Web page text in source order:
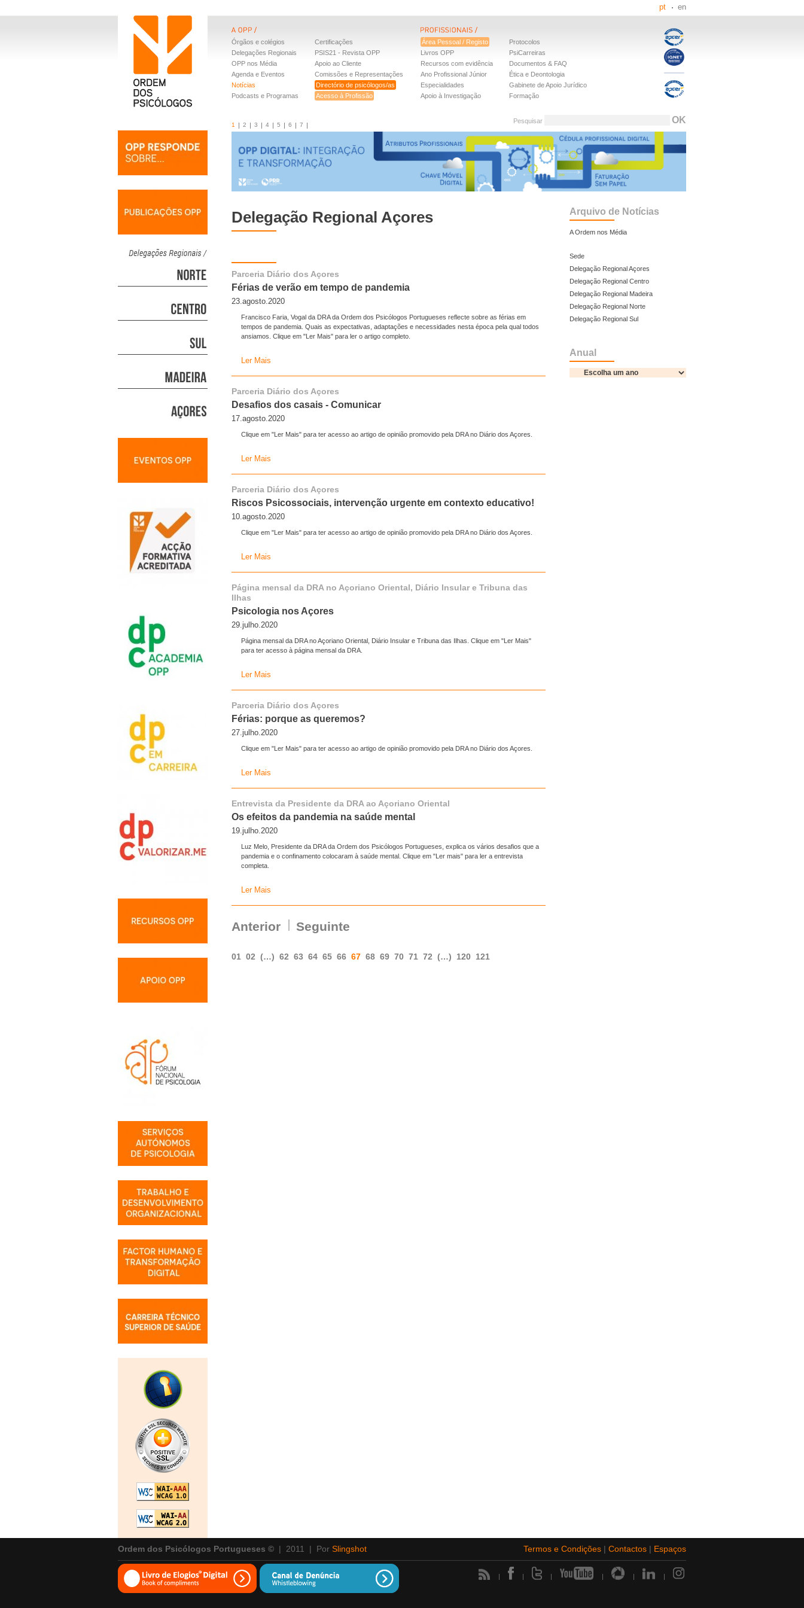
pt en
Órgãos e colégios
Delegações Regionais
OPP nos Média
Agenda e Eventos
Notícias
Podcasts e Programas
Certificações
PSIS21 - Revista OPP
Apoio ao Cliente
Comissões e Representações
Directório de psicólogos/as
Acesso à Profissão
Área Pessoal / Registo
Livros OPP
Recursos com evidência
Ano Profissional Júnior
Especialidades
Apoio à Investigação
Protocolos
PsiCarreiras
Documentos & FAQ
Ética e Deontologia
Gabinete de Apoio Jurídico
Formação
Pesquisar
1 2 3 4 5 6 7
Delegação Regional Açores
Parceria Diário dos Açores
Férias de verão em tempo de pandemia
23.agosto.2020
Francisco Faria, Vogal da DRA da Ordem dos Psicólogos Portugueses reflecte sobre as férias em
tempos de pandemia. Quais as expectativas, adaptações e necessidades nesta época pela qual todos
ansiamos. Clique em "Ler Mais" para ler o artigo completo.
Ler Mais
Parceria Diário dos Açores
Desafios dos casais - Comunicar
17.agosto.2020
Clique em "Ler Mais" para ter acesso ao artigo de opinião promovido pela DRA no Diário dos Açores.
Ler Mais
Parceria Diário dos Açores
Riscos Psicossociais, intervenção urgente em contexto educativo!
10.agosto.2020
Clique em "Ler Mais" para ter acesso ao artigo de opinião promovido pela DRA no Diário dos Açores.
Ler Mais
Página mensal da DRA no Açoriano Oriental, Diário Insular e Tribuna das
Ilhas
Psicologia nos Açores
29.julho.2020
Página mensal da DRA no Açoriano Oriental, Diário Insular e Tribuna das Ilhas. Clique em "Ler Mais"
para ter acesso à página mensal da DRA.
Ler Mais
Parceria Diário dos Açores
Férias: porque as queremos?
27.julho.2020
Clique em "Ler Mais" para ter acesso ao artigo de opinião promovido pela DRA no Diário dos Açores.
Ler Mais
Entrevista da Presidente da DRA ao Açoriano Oriental
Os efeitos da pandemia na saúde mental
19.julho.2020
Luz Melo, Presidente da DRA da Ordem dos Psicólogos Portugueses, explica os vários desafios que a
pandemia e o confinamento colocaram à saúde mental. Clique em "Ler mais" para ler a entrevista
completa.
Ler Mais
Anterior Seguinte
01 02 (…) 62 63 64 65 66 67 68 69 70 71 72 (…) 120 121
Arquivo de Notícias
A Ordem nos Média
Sede
Delegação Regional Açores
Delegação Regional Centro
Delegação Regional Madeira
Delegação Regional Norte
Delegação Regional Sul
Anual
Ordem dos Psicólogos Portugueses © | 2011 | Por Slingshot Termos e Condições | Contactos | Espaços